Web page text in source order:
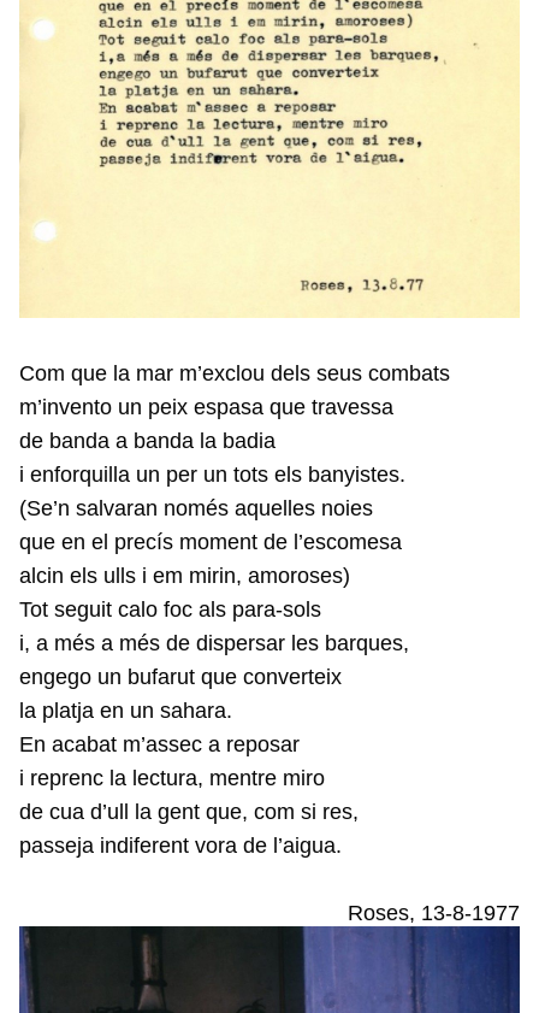
Com que la mar m’exclou dels seus combats
m’invento un peix espasa que travessa
de banda a banda la badia
i enforquilla un per un tots els banyistes.
(Se’n salvaran només aquelles noies
que en el precís moment de l’escomesa
alcin els ulls i em mirin, amoroses)
Tot seguit calo foc als para-sols
i, a més a més de dispersar les barques,
engego un bufarut que converteix
la platja en un sahara.
En acabat m’assec a reposar
i reprenc la lectura, mentre miro
de cua d’ull la gent que, com si res,
passeja indiferent vora de l’aigua.
Roses, 13-8-1977